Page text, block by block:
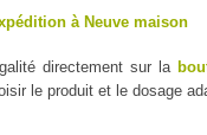
à Neuve maison
directement sur la
le produit et le dosage